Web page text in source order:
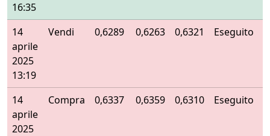
16:35
14
aprile
2025
13:19
Vendi 0,6289 0,6263 0,6321 Eseguito
14
aprile
2025
Compra 0,6337 0,6359 0,6310 Eseguito